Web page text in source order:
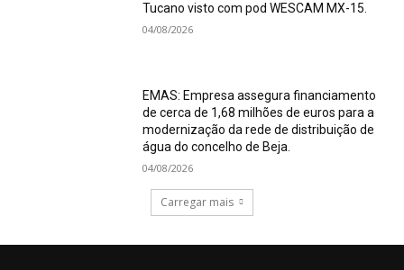
Tucano visto com pod WESCAM MX-15.
04/08/2026
EMAS: Empresa assegura financiamento
de cerca de 1,68 milhões de euros para a
modernização da rede de distribuição de
água do concelho de Beja.
04/08/2026
Carregar mais